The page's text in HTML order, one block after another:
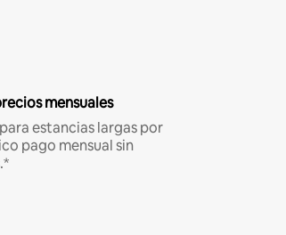
mensuales
estancias largas por
pago mensual sin